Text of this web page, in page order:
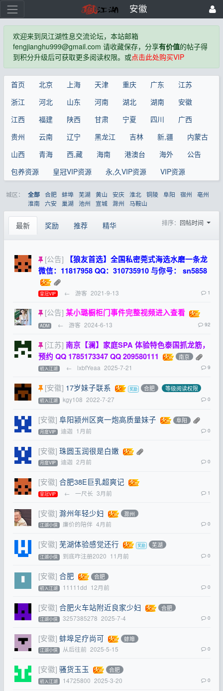
安徽
欢迎来到凤江湖性息交流论坛，本站邮箱
fengjianghu999@gmail.com 请收藏保存，分享有价值的帖子得
到积分升级后可获取更多阅读权限。或点击此处购买VIP
首页 北京 上海 天津 重庆 广东
江苏
浙江
河北 山东 河南 湖北 湖南
安徽
江西
福建 陕西 甘肃 宁夏 四川
广西
贵州
云南 辽宁 黑龙江 吉林 新,疆
内蒙古
山西
青海 西,藏 海南 港澳台 海外
公告
包养资源
皇冠VIP资源 永,久VIP资源 VIP资源
城区： 全部 合肥 蚌埠 芜湖 黄山 安庆 淮北 铜陵 阜阳 宿州
亳州
淮南 六安 巢湖 池州 宣城 滁州 马鞍山
最新 奖励 推荐 精华 排序： 回帖时间
[公告]
【狼友首选】全国私密莞式海选水磨一条龙
微信：11817958 QQ：310735910 与你号： sn5858
皇冠VIP ← 游客 2021-9-13 1
[公告] 某小璐橱柜门事件完整视频进入查看
ADM ← 游客 2024-6-13 92
[江苏] 南京【澜】家庭SPA 体验特色泰国抓龙筋，
预约 QQ 1785173347 QQ 209580111
南京
初入江湖 ← lxbfYeaa 2025-7-21 9
[安徽] 17岁妹子联系 合肥 等级阅读权限
初入江湖 kgy108 2022-7-27 0
[安徽] 阜阳颍州区爽一炮高质量妹子 阜阳
月度VIP 迪迦 1月前 0
[安徽] 珠圆玉润很是白嫩
月度VIP 迪迦 2月前 0
[安徽] 合肥38E巨乳超爽记
皇冠VIP ← 一尺长 3月前 1
[安徽] 滁州年轻少妇 滁州
江湖小侠 廉价的陪伴 4月前 0
[安徽] 芜湖体验感觉还行 芜湖
江湖小侠 到底咋注册2020 11月前 0
[安徽] 合肥 合肥
初入江湖 11111dd 12月前 0
[安徽] 合肥火车站附近良家少妇 合肥
江湖小侠 3257385278 2025-7-4 0
[安徽] 蚌埠足疗尚可 蚌埠
江湖小侠 从后往前 2025-5-15 0
[安徽] 骚货玉玉 合肥
初入江湖 14725800 2025-3-20 0